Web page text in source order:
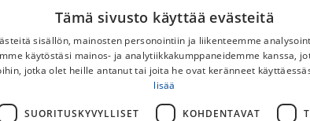
Tämä sivusto käyttää evästeitä
sisällön, mainosten personointiin ja liikenteemme
käytöstäsi mainos- ja analytiikkakumppaneidemme kanssa,
jotka olet heille antanut tai joita he ovat keränneet
lisää
SUORITUSKYVYLLISET KOHDENTAVAT